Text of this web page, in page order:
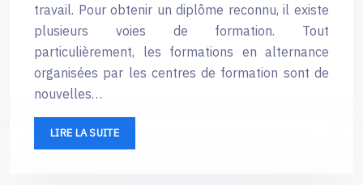
travail. Pour obtenir un diplôme reconnu, il existe
plusieurs voies de formation. Tout
particulièrement, les formations en alternance
organisées par les centres de formation sont de
nouvelles…
LIRE LA SUITE